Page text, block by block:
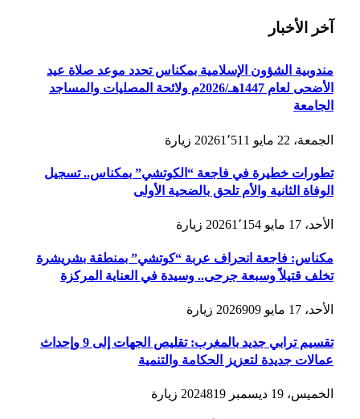
آخر الأخبار
مندوبية الشؤون الإسلامية بمكناس تحدد موعد صلاة عيد
الأضحى لعام 1447هـ/2026م ولائحة المصليات والمساجد
الجامعة
الجمعة، 22 مايو 2026 1٬511 زيارة
تطورات خطيرة في فاجعة “الكوتشي” بمكناس.. تسجيل
الوفاة الثانية والأم تلحق بالضحية الأولى
الأحد، 17 مايو 2026 1٬154 زيارة
مكناس: فاجعة انحراف عربة “كوتشي” بمنطقة بشريشرة
تخلف قتيلاً وسبعة جرحى.. وسيدة في العناية المركزة
الأحد، 17 مايو 2026 909 زيارة
تقسيم ترابي جديد بالمغرب: تقليص الجهات إلى 9 وإحداث
عمالات جديدة لتعزيز الحكامة والتنمية
الخميس، 19 ديسمبر 2024 819 زيارة